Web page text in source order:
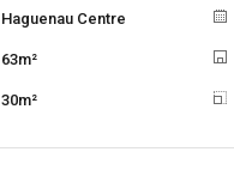
Haguenau Centre
63m²
30m²